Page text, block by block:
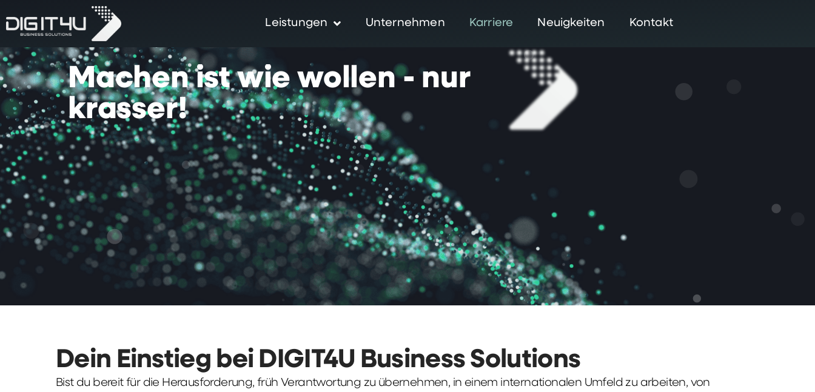
Leistungen Unternehmen Karriere Neuigkeiten Kontakt
Machen ist wie wollen - nur
krasser!
Dein Einstieg bei DIGIT4U Business Solutions
Bist du bereit für die Herausforderung, früh Verantwortung zu übernehmen, in einem internationalen Umfeld zu arbeiten, von